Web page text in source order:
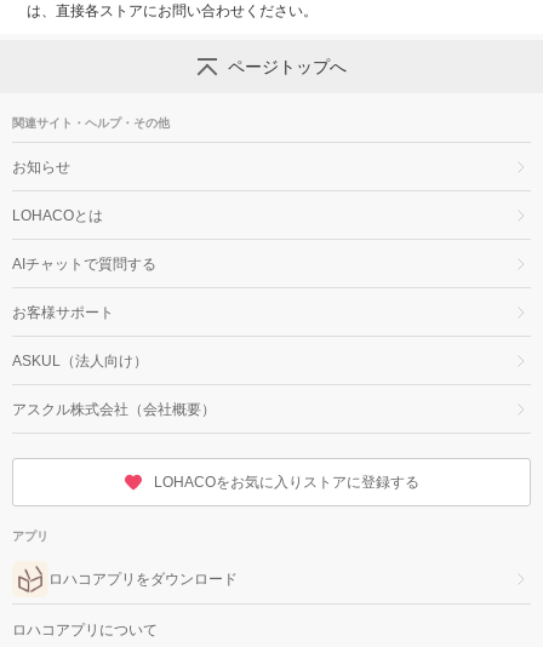
は、直接各ストアにお問い合わせください。
ページトップへ
関連サイト・ヘルプ・その他
お知らせ
LOHACOとは
AIチャットで質問する
お客様サポート
ASKUL（法人向け）
アスクル株式会社（会社概要）
LOHACOをお気に入りストアに登録する
アプリ
ロハコアプリをダウンロード
ロハコアプリについて